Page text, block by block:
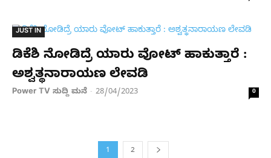
JUST IN
ಡಿಕೆಶಿ ನೋಡಿದ್ರೆ ಯಾರು ವೋಟ್ ಹಾಕುತ್ತಾರೆ :
ಅಶ್ವತ್ಥನಾರಾಯಣ ಲೇವಡಿ
Power TV ಸುದ್ದಿ ಮನೆ - 28/04/2023 0
1 2